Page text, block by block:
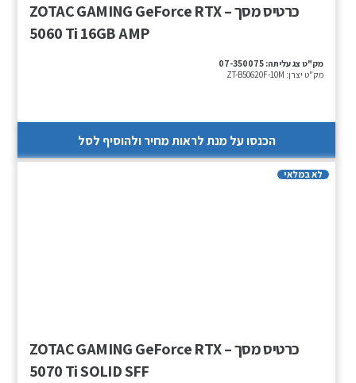
כרטיס מסך – ZOTAC GAMING GeForce RTX
5060 Ti 16GB AMP
מק"ט צג עליתה: 07-350075
מק"ט יצרן: ZT-B50620F-10M
הכנסו על מנת לראות מחיר ולהוסיף לסל
לא במלאי
כרטיס מסך – ZOTAC GAMING GeForce RTX
5070 Ti SOLID SFF